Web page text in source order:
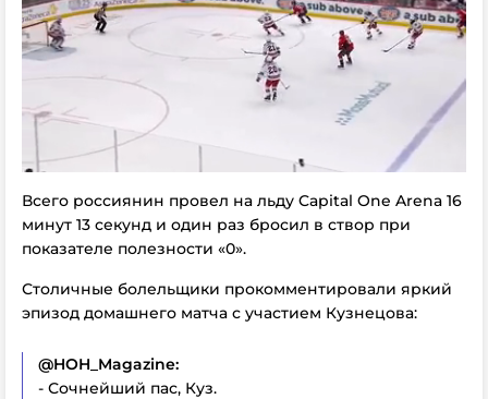
Всего россиянин провел на льду Capital One Arena 16
минут 13 секунд и один раз бросил в створ при
показателе полезности «0».
Столичные болельщики прокомментировали яркий
эпизод домашнего матча с участием Кузнецова:
@HOH_Magazine:
- Сочнейший пас, Куз.